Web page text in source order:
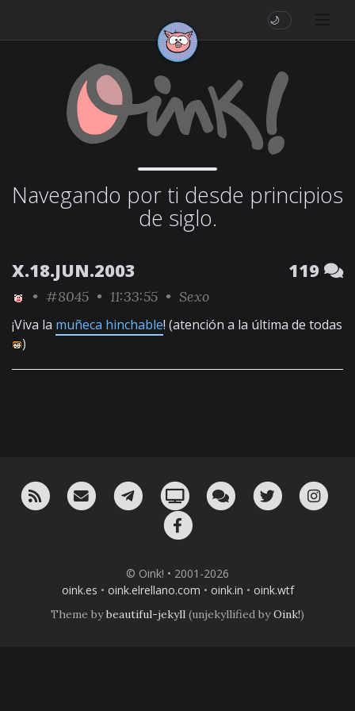
🌙
Navegando por ti desde principios
de siglo.
X.18.JUN.2003 119
• #8045 • 11:33:55 • Sexo
¡Viva la muñeca hinchable! (atención a la última de todas
)
RSS ¡Mándame un email!¡Nuestro canal en Telegram!
Oink! TV Charla con nosotros
Twitter
© Oink! • 2001-2026
oink.es • oink.elrellano.com • oink.in • oink.wtf
Theme bybeautiful-jekyll (unjekyllified byOink!)